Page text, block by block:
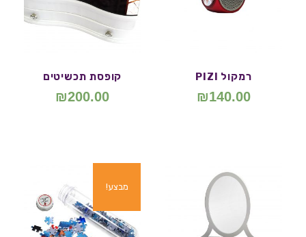
רמקול PIZI
₪140.00
קופסת תכשיטים
₪200.00
מבצע!